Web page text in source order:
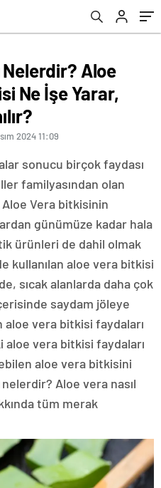
Nelerdir? Aloe
Ne İşe Yarar,
2024 11:09
sonucu birçok faydası
familyasından olan
Vera bitkisinin
günümüze kadar hala
ürünleri de dahil olmak
kullanılan aloe vera bitkisi
sıcak alanlarda daha çok
saydam jöleye
vera bitkisi faydaları
aloe vera bitkisi faydaları
aloe vera bitkisini
Aloe vera nasıl
tüm merak